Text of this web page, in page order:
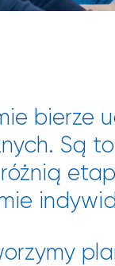
bierze
Są